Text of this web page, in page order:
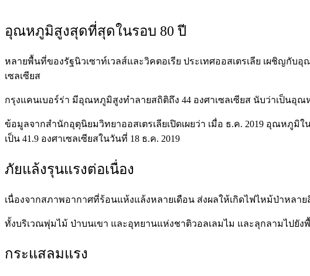
อุณหภูมิสูงสุดที่สุดในรอบ 80 ปี
หลายพื้นที่ของรัฐนิวเซาท์เวลส์และวิคตอเรีย ประเทศออสเตรเลีย เผชิญ
เซลเซียส
กรุงแคนเบอร์ร่า มีอุณหภูมิสูงทำลายสถิติถึง 44 องศาเซลเซียส นับว่าเป็นอุ
ข้อมูลจากสำนักอุตุนิยมวิทยาออสเตรเลียเปิดเผยว่า เมื่อ ธ.ค. 2019 อุณหภูมิ
เป็น 41.9 องศาเซลเซียสในวันที่ 18 ธ.ค. 2019
ภัยแล้งรุนแรงต่อเนื่อง
เนื่องจากสภาพอากาศที่ร้อนแห้งแล้งหลายเดือน ส่งผลให้เกิดไฟไหม้ป่าหลาย
ทั้งบริเวณพุ่มไม้ ป่าบนเขา และอุทยานแห่งชาติวอลเลมไม และลุกลามไปยัง
กระแสลมแรง